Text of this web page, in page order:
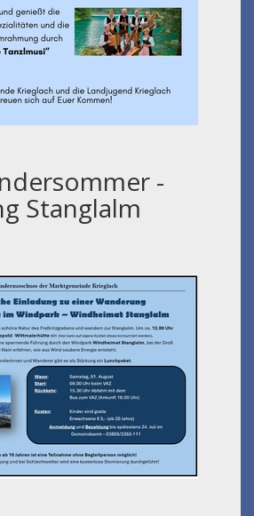
-
Stanglalm